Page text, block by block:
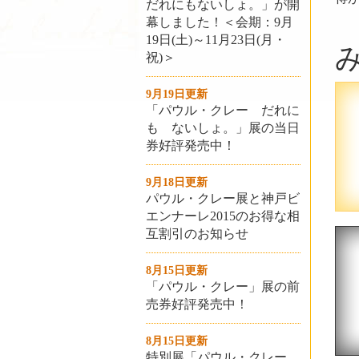
だれにもないしょ。」が開
幕しました！＜会期：9月
19日(土)～11月23日(月・
祝)＞
9月19日更新
「パウル・クレー だれに
も ないしょ。」展の当日
券好評発売中！
9月18日更新
パウル・クレー展と神戸ビ
エンナーレ2015のお得な相
互割引のお知らせ
8月15日更新
「パウル・クレー」展の前
売券好評発売中！
8月15日更新